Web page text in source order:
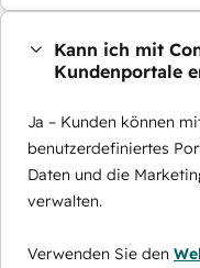
Kann ich mit
Kundenportale
Ja – Kunden können
benutzerdefiniertes
Daten und die
verwalten.
Verwenden Sie den